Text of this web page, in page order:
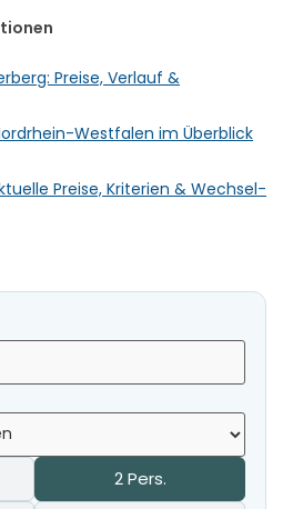
Preise, Verlauf &
Westfalen im Überblick
Preise, Kriterien & Wechsel-
2 Pers.